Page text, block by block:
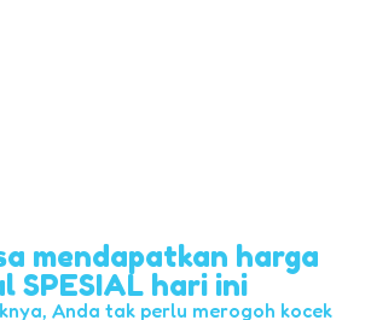
mendapatkan harga
SPESIAL hari ini
Anda tak perlu merogoh kocek